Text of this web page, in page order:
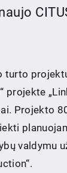
turto
projekte
Projekto
valdymu